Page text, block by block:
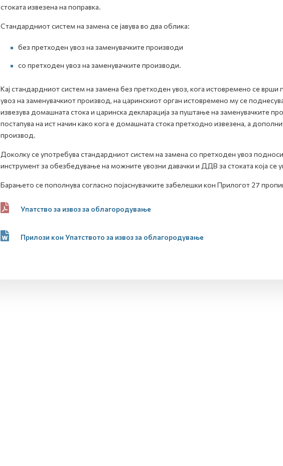
стоката извезена на поправка.
Стандардниот систем на замена се јавува во два облика:
без претходен увоз на заменувачките производи
со претходен увоз на заменувачките производи.
Кај стандардниот систем на замена без претходен увоз, кога истовремено се врши
увоз на заменувачкиот производ, на царинскиот орган истовремено му се
извезува домашната стока и царинска декларација за пуштање на заменувачките
постапува на ист начин како кога е домашната стока претходно извезена, а
производ.
Доколку се употребува стандардниот систем на замена со претходен увоз
инструмент за обезбедување на можните увозни давачки и ДДВ за стоката која се
Барањето се пополнува согласно појаснувачките забелешки кон Прилогот 27
Упатство за извоз за облагородување
Прилози кон Упатството за извоз за облагородување